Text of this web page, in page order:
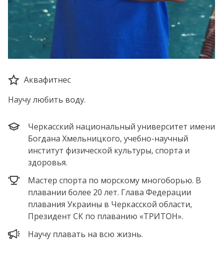
Аквафитнес
Научу любить воду.
Черкасский национальный университет имени
Богдана Хмельницкого, учебно-научный
институт физической культуры, спорта и
здоровья.
Мастер спорта по морскому многоборью. В
плавании более 20 лет. Глава Федерации
плавания Украины в Черкасской области,
Президент СК по плаванию «ТРИТОН».
Научу плавать на всю жизнь.